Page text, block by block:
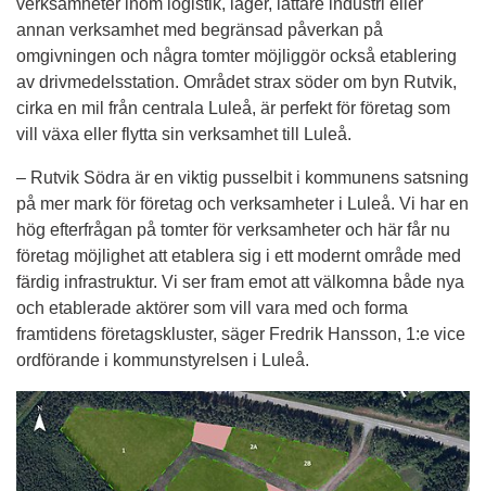
verksamheter inom logistik, lager, lättare industri eller
annan verksamhet med begränsad påverkan på
omgivningen och några tomter möjliggör också etablering
av drivmedelsstation. Området strax söder om byn Rutvik,
cirka en mil från centrala Luleå, är perfekt för företag som
vill växa eller flytta sin verksamhet till Luleå.
– Rutvik Södra är en viktig pusselbit i kommunens satsning
på mer mark för företag och verksamheter i Luleå. Vi har en
hög efterfrågan på tomter för verksamheter och här får nu
företag möjlighet att etablera sig i ett modernt område med
färdig infrastruktur. Vi ser fram emot att välkomna både nya
och etablerade aktörer som vill vara med och forma
framtidens företagskluster, säger Fredrik Hansson, 1:e vice
ordförande i kommunstyrelsen i Luleå.